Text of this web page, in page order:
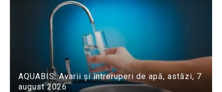
AQUABIS: Avarii și întreruperi de apă, astăzi, 7
august 2026